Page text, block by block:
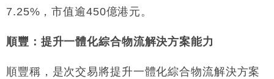
7.25%，市值逾450億港元。
順豐：提升一體化綜合物流解決方案能力
順豐稱，是次交易將提升一體化綜合物流解決方案